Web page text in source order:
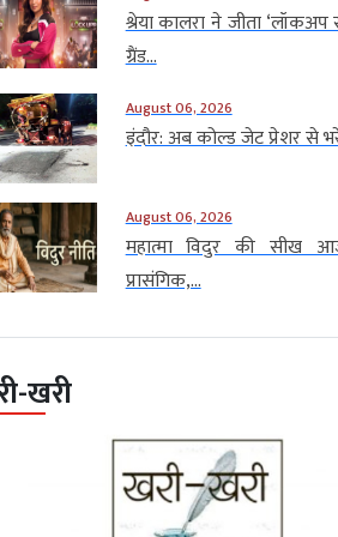
श्रेया कालरा ने जीता ‘लॉकअप
ग्रैंड...
August 06, 2026
इंदौर: अब कोल्ड जेट प्रेशर से
August 06, 2026
महात्मा विदुर की सीख
प्रासंगिक,...
खरी